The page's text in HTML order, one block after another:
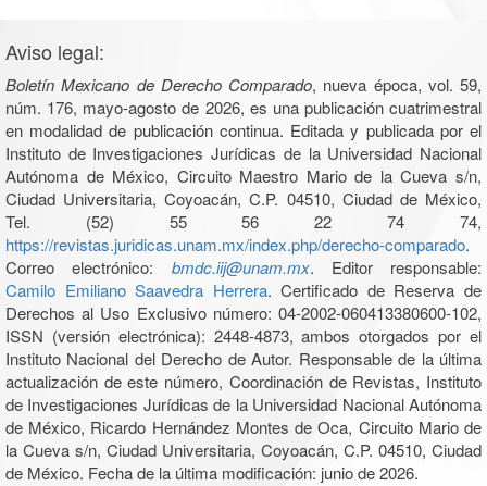
Aviso legal:
Boletín Mexicano de Derecho Comparado, nueva época, vol. 59,
núm. 176, mayo-agosto de 2026, es una publicación cuatrimestral
en modalidad de publicación continua. Editada y publicada por el
Instituto de Investigaciones Jurídicas de la Universidad Nacional
Autónoma de México, Circuito Maestro Mario de la Cueva s/n,
Ciudad Universitaria, Coyoacán, C.P. 04510, Ciudad de México,
Tel. (52) 55 56 22 74 74,
https://revistas.juridicas.unam.mx/index.php/derecho-comparado.
Correo electrónico: bmdc.iij@unam.mx. Editor responsable:
Camilo Emiliano Saavedra Herrera. Certificado de Reserva de
Derechos al Uso Exclusivo número: 04-2002-060413380600-102,
ISSN (versión electrónica): 2448-4873, ambos otorgados por el
Instituto Nacional del Derecho de Autor. Responsable de la última
actualización de este número, Coordinación de Revistas, Instituto
de Investigaciones Jurídicas de la Universidad Nacional Autónoma
de México, Ricardo Hernández Montes de Oca, Circuito Mario de
la Cueva s/n, Ciudad Universitaria, Coyoacán, C.P. 04510, Ciudad
de México. Fecha de la última modificación: junio de 2026.